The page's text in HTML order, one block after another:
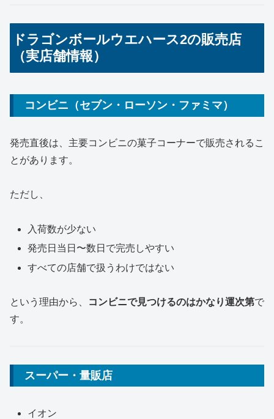
ドラゴンボールウエハース2の販売店
（実店舗情報）
コンビニ（セブン・ローソン・ファミマ）
発売直後は、主要コンビニの菓子コーナーで販売されるこ
とがあります。
ただし、
入荷数が少ない
発売日当日〜数日で完売しやすい
すべての店舗で扱うわけではない
という理由から、 コンビニで見つけるのはかなり運次第で
す。
スーパー・量販店
イオン